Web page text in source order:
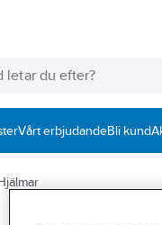
Vårt erbjudandeBli kund